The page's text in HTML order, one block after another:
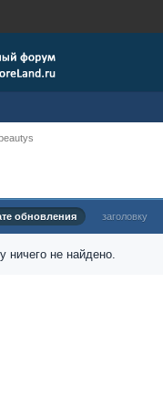
обновления заголовку
ничего не найдено.